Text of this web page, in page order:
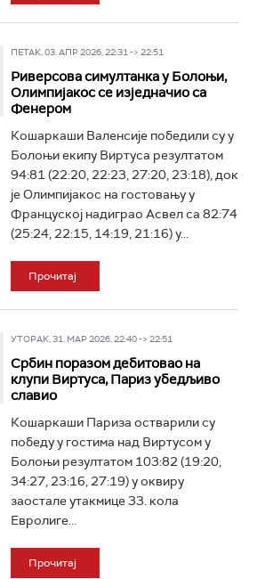
ПЕТАК, 03. АПР 2026, 22:31 -> 22:51
Риверсова симултанка у Болоњи,
Олимпијакос се изједначио са
Фенером
Кошаркаши Валенсије победили су у
Болоњи екипу Виртуса резултатом
94:81 (22:20, 22:23, 27:20, 23:18), док
је Олимпијакос на гостовању у
Француској надиграо Асвел са 82:74
(25:24, 22:15, 14:19, 21:16) у...
Прочитај
УТОРАК, 31. МАР 2026, 22:40 -> 22:51
Србин поразом дебитовао на
клупи Виртуса, Париз убедљиво
славио
Кошаркаши Париза остварили су
победу у гостима над Виртусом у
Болоњи резултатом 103:82 (19:20,
34:27, 23:16, 27:19) у оквиру
заостале утакмице 33. кола
Евролиге...
Прочитај